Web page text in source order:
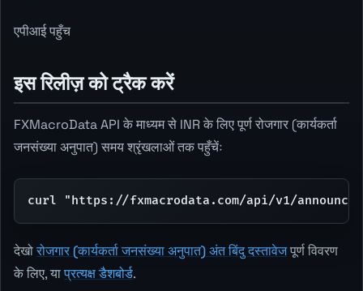
एपीआई पहुँच
इस रिलीज़ को ट्रैक करें
FXMacroData API के माध्यम से INR के लिए पूर्ण रोजगार (कार्यकर्ता
जनसंख्या अनुपात) समय श्रृंखलाओं तक पहुँचेंः
curl "https://fxmacrodata.com/api/v1/
देखोरोजगार (कार्यकर्ता जनसंख्या अनुपात) अंत बिंदु दस्तावेजपूर्ण विवरण
के लिए, याप्रत्यक्ष डैशबोर्ड.